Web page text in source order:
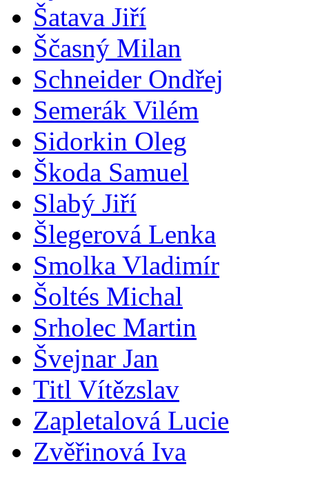
Šatava Jiří
Ščasný Milan
Schneider Ondřej
Semerák Vilém
Sidorkin Oleg
Škoda Samuel
Slabý Jiří
Šlegerová Lenka
Smolka Vladimír
Šoltés Michal
Srholec Martin
Švejnar Jan
Titl Vítězslav
Zapletalová Lucie
Zvěřinová Iva